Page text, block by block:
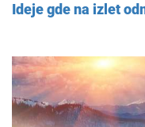
Ideje gde na izlet